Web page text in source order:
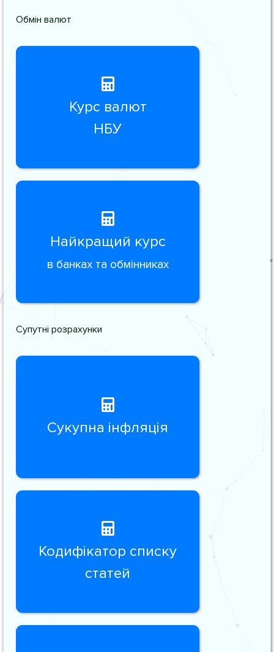
Обмін валют
Курс валют
НБУ
Найкращий курс
в банках та обмінниках
Супутні розрахунки
Сукупна інфляція
Кодифікатор списку
статей